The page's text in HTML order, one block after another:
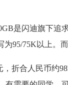
是闪迪旗下
为95/75K以上。
，折合人民币约